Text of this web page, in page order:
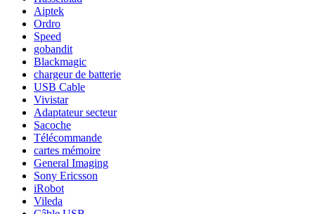
Aiptek
Ordro
Speed
gobandit
Blackmagic
chargeur de batterie
USB Cable
Vivistar
Adaptateur secteur
Sacoche
Télécommande
cartes mémoire
General Imaging
Sony Ericsson
iRobot
Vileda